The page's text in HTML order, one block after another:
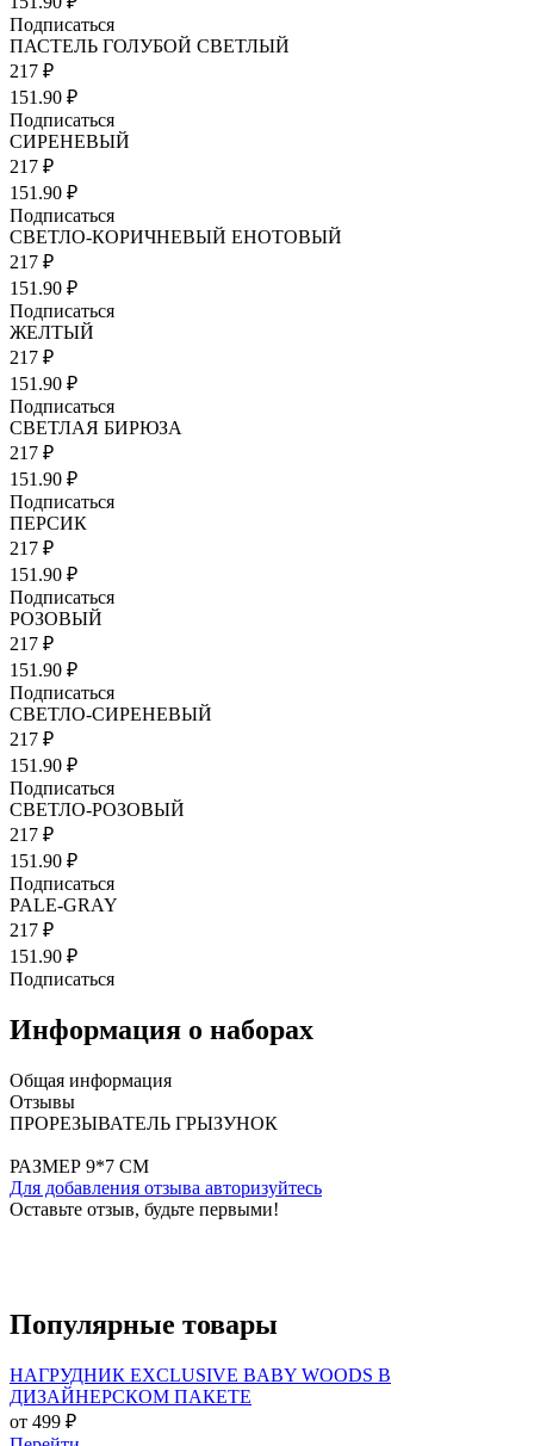
Подписаться
ПАСТЕЛЬ ГОЛУБОЙ СВЕТЛЫЙ
217 ₽
151.90 ₽
Подписаться
СИРЕНЕВЫЙ
217 ₽
151.90 ₽
Подписаться
СВЕТЛО-КОРИЧНЕВЫЙ ЕНОТОВЫЙ
217 ₽
151.90 ₽
Подписаться
ЖЕЛТЫЙ
217 ₽
151.90 ₽
Подписаться
СВЕТЛАЯ БИРЮЗА
217 ₽
151.90 ₽
Подписаться
ПЕРСИК
217 ₽
151.90 ₽
Подписаться
РОЗОВЫЙ
217 ₽
151.90 ₽
Подписаться
СВЕТЛO-СИРЕНЕВЫЙ
217 ₽
151.90 ₽
Подписаться
СВЕТЛО-РОЗОВЫЙ
217 ₽
151.90 ₽
Подписаться
PALE-GRAY
217 ₽
151.90 ₽
Подписаться
Информация о наборах
Общая информация
Отзывы
ПРОРЕЗЫВАТЕЛЬ ГРЫЗУНОК
РАЗМЕР 9*7 СМ
Для добавления отзыва авторизуйтесь
Оставьте отзыв, будьте первыми!
Популярные товары
НАГРУДНИК EXCLUSIVE BABY WOODS В
ДИЗАЙНЕРСКОМ ПАКЕТЕ
от 499 ₽